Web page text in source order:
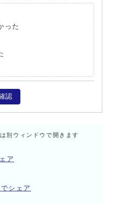
った
認
別ウィンドウで開きます
ア
シェア